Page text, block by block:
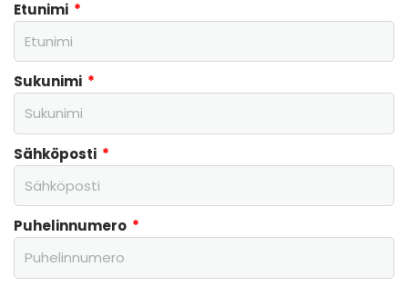
Etunimi
Sukunimi
Sähköposti
Puhelinnumero